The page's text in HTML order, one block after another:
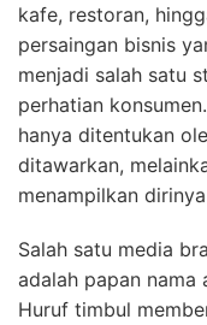
kafe, restoran,
persaingan bisnis
menjadi salah satu
perhatian
hanya ditentukan
ditawarkan,
menampilkan
Salah satu media
adalah papan nama
Huruf timbul